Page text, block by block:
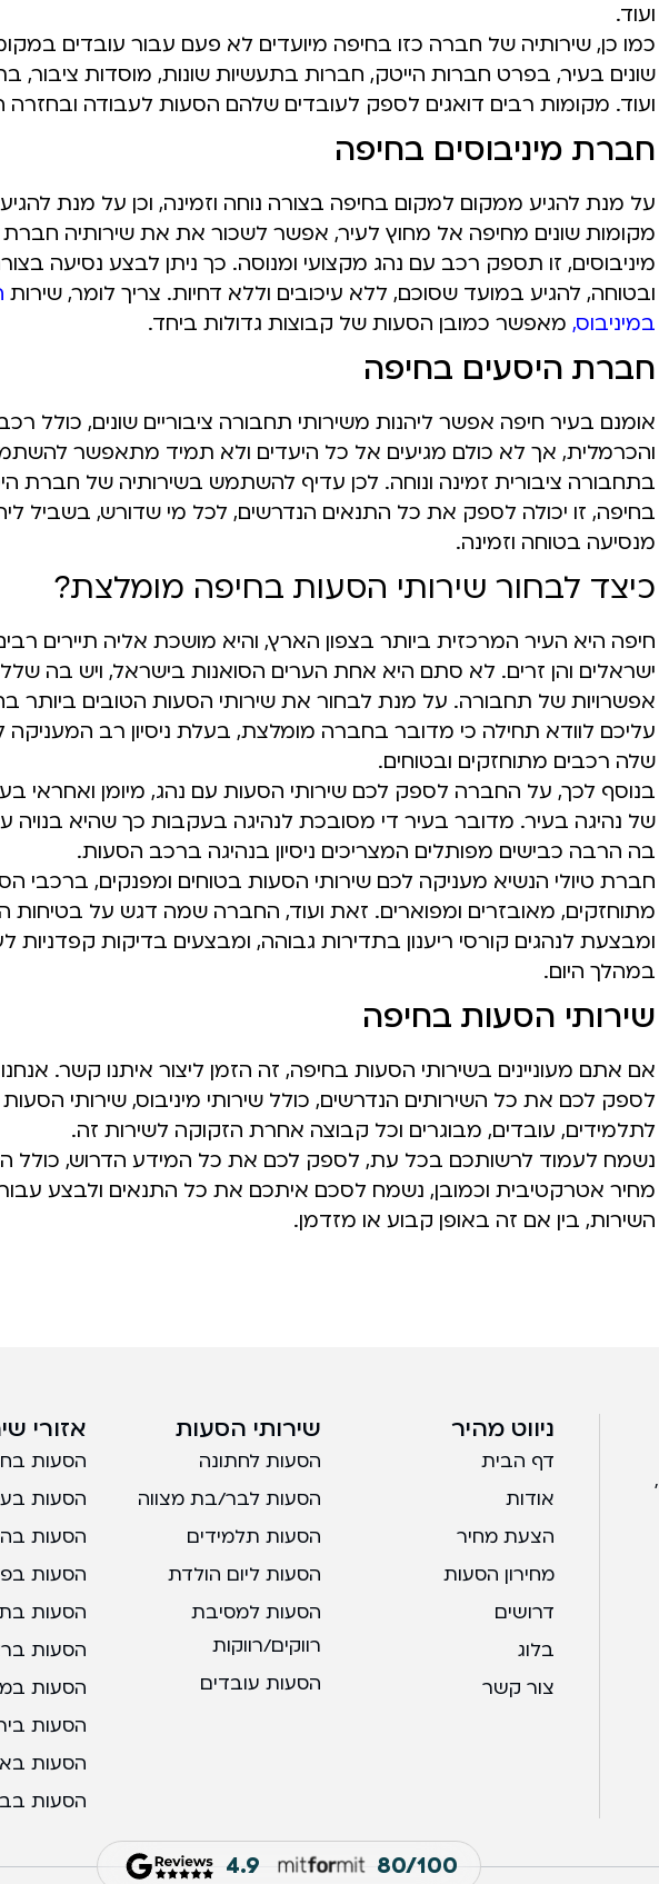
ועוד.
כמו כן, שירותיה של חברה כזו בחיפה מיועדים לא פעם עבור עובדים
שונים בעיר, בפרט חברות הייטק, חברות בתעשיות שונות, מוסדות ציבור,
ועוד. מקומות רבים דואגים לספק לעובדים שלהם הסעות לעבודה ובחזרה
חברת מיניבוסים בחיפה
על מנת להגיע ממקום למקום בחיפה בצורה נוחה וזמינה, וכן על מנת
מקומות שונים מחיפה אל מחוץ לעיר, אפשר לשכור את את שירותיה חברת
מיניבוסים, זו תספק רכב עם נהג מקצועי ומנוסה. כך ניתן לבצע נסיעה
ובטוחה, להגיע במועד שסוכם, ללא עיכובים וללא דחיות. צריך לומר, שירות
במיניבוס, מאפשר כמובן הסעות של קבוצות גדולות ביחד.
חברת היסעים בחיפה
אומנם בעיר חיפה אפשר ליהנות משירותי תחבורה ציבוריים שונים, כולל
והכרמלית, אך לא כולם מגיעים אל כל היעדים ולא תמיד מתאפשר
בתחבורה ציבורית זמינה ונוחה. לכן עדיף להשתמש בשירותיה של חברת
בחיפה, זו יכולה לספק את כל התנאים הנדרשים, לכל מי שדורש, בשביל
מנסיעה בטוחה וזמינה.
כיצד לבחור שירותי הסעות בחיפה מומלצת?
חיפה היא העיר המרכזית ביותר בצפון הארץ, והיא מושכת אליה תיירים
ישראלים והן זרים. לא סתם היא אחת הערים הסואנות בישראל, ויש בה שלל
אפשרויות של תחבורה. על מנת לבחור את שירותי הסעות הטובים ביותר
עליכם לוודא תחילה כי מדובר בחברה מומלצת, בעלת ניסיון רב המעניקה
שלה רכבים מתוחזקים ובטוחים.
בנוסף לכך, על החברה לספק לכם שירותי הסעות עם נהג, מיומן ואחראי בעל
של נהיגה בעיר. מדובר בעיר די מסובכת לנהיגה בעקבות כך שהיא בנויה
בה הרבה כבישים מפותלים המצריכים ניסיון בנהיגה ברכב הסעות.
חברת טיולי הנשיא מעניקה לכם שירותי הסעות בטוחים ומפנקים, ברכבי
מתוחזקים, מאובזרים ומפוארים. זאת ועוד, החברה שמה דגש על בטיחות
ומבצעת לנהגים קורסי ריענון בתדירות גבוהה, ומבצעים בדיקות קפדניות
במהלך היום.
שירותי הסעות בחיפה
אם אתם מעוניינים בשירותי הסעות בחיפה, זה הזמן ליצור איתנו קשר.
לספק לכם את כל השירותים הנדרשים, כולל שירותי מיניבוס, שירותי הסעות
לתלמידים, עובדים, מבוגרים וכל קבוצה אחרת הזקוקה לשירות זה.
נשמח לעמוד לרשותכם בכל עת, לספק לכם את כל המידע הדרוש, כולל
מחיר אטרקטיבית וכמובן, נשמח לסכם איתכם את כל התנאים ולבצע
השירות, בין אם זה באופן קבוע או מזדמן.
מבצע קדש 68, בני ברק 5110802,
ניווט מהיר
דף הבית
אודות
הצעת מחיר
מחירון הסעות
דרושים
בלוג
צור קשר
שירותי הסעות
הסעות לחתונה
הסעות לבר/בת מצווה
הסעות תלמידים
הסעות ליום הולדת
הסעות למסיבת
רווקים/רווקות
הסעות עובדים
אזורי
הסעות
הסעות
הסעות
הסעות
הסעות
הסעות
הסעות
הסעות
הסעות
הסעות
80/100
4.9